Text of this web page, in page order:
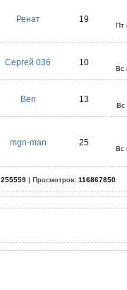
Ренат 19
Пт
Сергей 036 10
Вс
Ben 13
Вс
mgn-man 25
Вс
255559 | Просмотров: 116867850